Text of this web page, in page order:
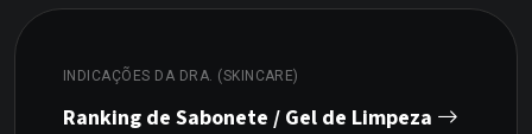
INDICAÇÕES DA DRA. (SKINCARE)
Ranking de Sabonete / Gel de Limpeza